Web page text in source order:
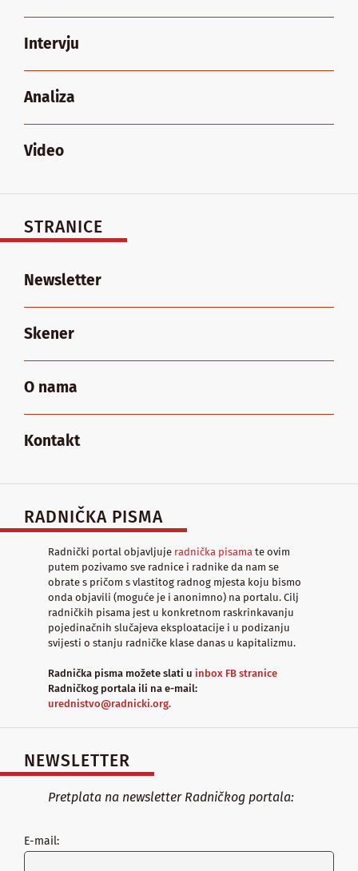
Intervju
Analiza
Video
STRANICE
Newsletter
Skener
O nama
Kontakt
RADNIČKA PISMA
Radnički portal objavljuje radnička pisama te ovim
putem pozivamo sve radnice i radnike da nam se
obrate s pričom s vlastitog radnog mjesta koju bismo
onda objavili (moguće je i anonimno) na portalu. Cilj
radničkih pisama jest u konkretnom raskrinkavanju
pojedinačnih slučajeva eksploatacije i u podizanju
svijesti o stanju radničke klase danas u kapitalizmu.
Radnička pisma možete slati u inbox FB stranice
Radničkog portala ili na e-mail:
urednistvo@radnicki.org.
NEWSLETTER
Pretplata na newsletter Radničkog portala:
E-mail: